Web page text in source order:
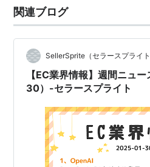
関連ブログ
SellerSprite（セラースプライト
【EC業界情報】週間ニュ
30）-セラースプライト